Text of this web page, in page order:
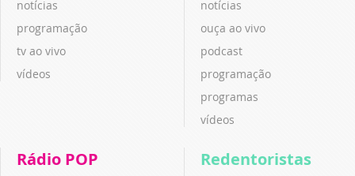
notícias
programação
tv ao vivo
vídeos
notícias
ouça ao vivo
podcast
programação
programas
vídeos
Rádio POP Redentoristas